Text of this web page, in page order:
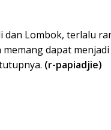
Lombok, terlalu
dapat
(r-papiadjie)